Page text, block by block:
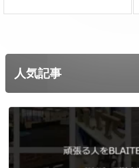
人気記事